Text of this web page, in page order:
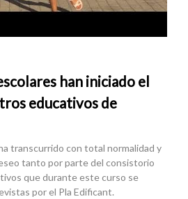
han iniciado el
educativos de
transcurrido con total normalidad y
tanto por parte del consistorio
que durante este curso se
por el Pla Edificant.